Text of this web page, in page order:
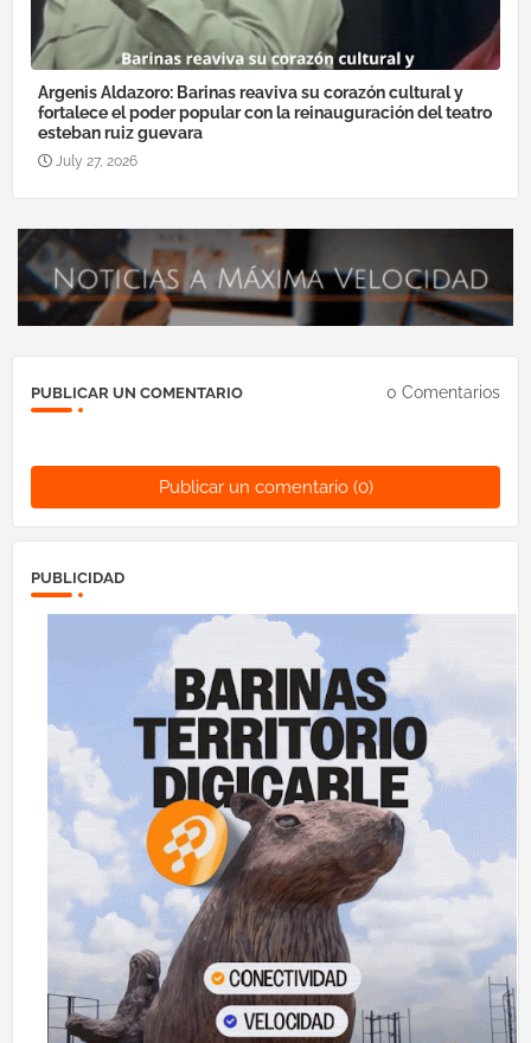
Argenis Aldazoro: Barinas reaviva su corazón cultural y
fortalece el poder popular con la reinauguración del teatro
esteban ruiz guevara
July 27, 2026
PUBLICAR UN COMENTARIO 0 Comentarios
Publicar un comentario (0)
PUBLICIDAD